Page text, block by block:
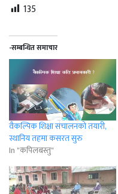
135
-सम्बन्धित समाचार
वैकल्पिक शिक्षा संचालनको तयारी,
स्थानिय तहमा कसरत सुरु
In "कपिलबस्तु"